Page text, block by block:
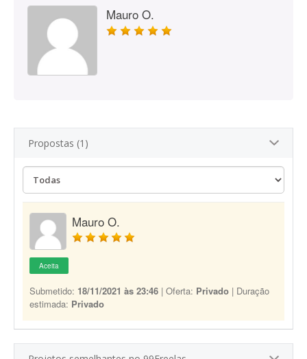
Mauro O.
Propostas (1)
Mauro O.
Aceita
Submetido: 18/11/2021 às 23:46 | Oferta: Privado | Duração
estimada: Privado